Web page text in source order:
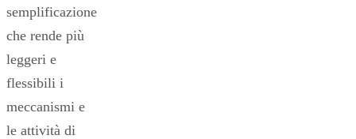
semplificazione
che rende più
leggeri e
flessibili i
meccanismi e
le attività di